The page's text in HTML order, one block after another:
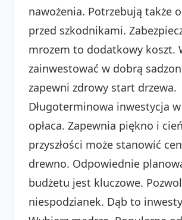
nawożenia. Potrzebują także
przed szkodnikami.
mrozem to dodatkowy koszt.
zainwestować w dobrą
zapewni zdrowy start drzewa.
Długoterminowa inwestycja
opłaca. Zapewnia piękno i
przyszłości może stanowić
drewno. Odpowiednie
budżetu jest kluczowe.
niespodzianek. Dąb to